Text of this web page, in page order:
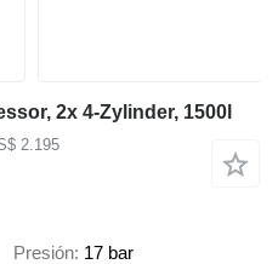
2x 4-Zylinder, 1500l
2.195
Presión 17 bar